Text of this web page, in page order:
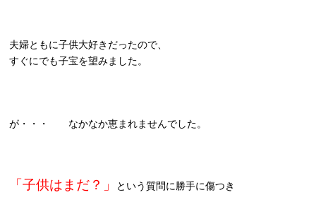
夫婦ともに子供大好きだったので、
すぐにでも子宝を望みました。
が・・・ なかなか恵まれませんでした。
「子供はまだ？」 という質問に勝手に傷つき